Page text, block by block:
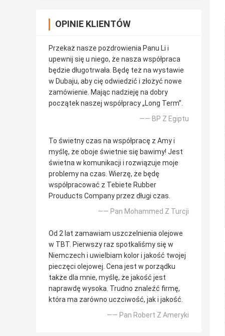
OPINIE KLIENTÓW
Przekaż nasze pozdrowienia Panu Li i
upewnij się u niego, że nasza współpraca
będzie długotrwała. Będę też na wystawie
w Dubaju, aby cię odwiedzić i złożyć nowe
zamówienie. Mając nadzieję na dobry
początek naszej współpracy „Long Term”.
—— BP Z Egiptu
To świetny czas na współpracę z Amy i
myślę, że oboje świetnie się bawimy! Jest
świetna w komunikacji i rozwiązuje moje
problemy na czas. Wierzę, że będę
współpracować z Tebiete Rubber
Prouducts Company przez długi czas.
—— Pan Mohammed Z Turcji
Od 2 lat zamawiam uszczelnienia olejowe
w TBT. Pierwszy raz spotkaliśmy się w
Niemczech i uwielbiam kolor i jakość twojej
pieczęci olejowej. Cena jest w porządku
także dla mnie, myślę, że jakość jest
naprawdę wysoka. Trudno znaleźć firmę,
która ma zarówno uczciwość, jak i jakość.
—— Pan Robert Z Ameryki